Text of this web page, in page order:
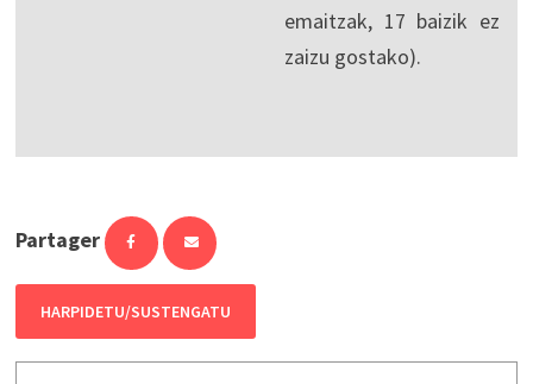
emaitzak, 17 baizik ez
zaizu gostako).
Partager
HARPIDETU/SUSTENGATU